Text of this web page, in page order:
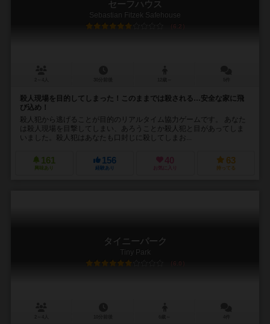
セーフハウス
Sebastian Fitzek Safehouse
6.2
殺人現場を目的してしまった！このままでは殺される…安全な家に飛
び込め！
殺人犯から逃げることが目的のリアルタイム協力ゲームです。 あなた
は殺人現場を目撃してしまい、あろうことか殺人犯と目があってしま
いました。殺人犯はあなたも口封じに殺してしまお...
161
興味あり
156
経験あり
40
お気に入り
63
持ってる
タイニーパーク
Tiny Park
6.0